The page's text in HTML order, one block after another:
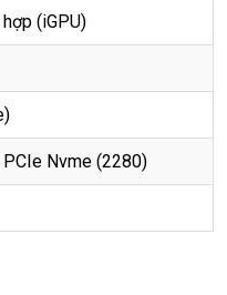
(iGPU)
Nvme (2280)